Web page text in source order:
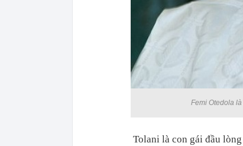
Femi Otedola
Tolani là con gái đầu